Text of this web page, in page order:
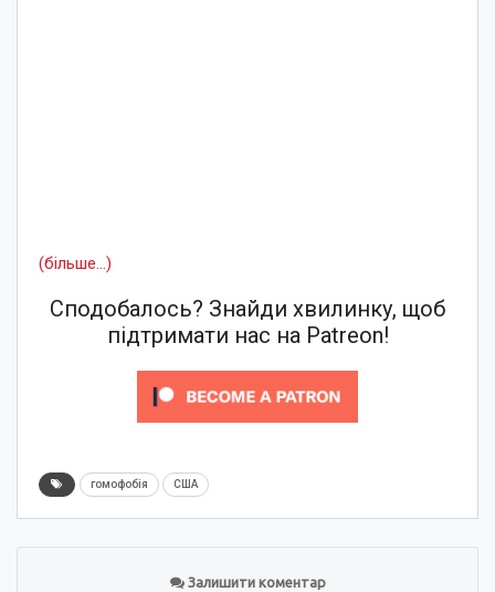
(більше…)
Сподобалось? Знайди хвилинку, щоб
підтримати нас на Patreon!
гомофобія США
Залишити коментар